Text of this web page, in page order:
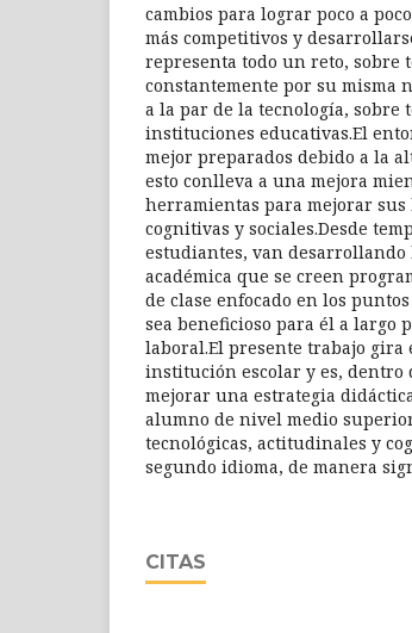
cambios para lograr poco a
más competitivos y
representa todo un reto, sobre
constantemente por su misma
a la par de la tecnología, sobre
instituciones educativas.El
mejor preparados debido a la
esto conlleva a una mejora
herramientas para mejorar sus
cognitivas y sociales.Desde
estudiantes, van
académica que se creen
de clase enfocado en los
sea beneficioso para él a largo
laboral.El presente trabajo
institución escolar y es, dentro
mejorar una estrategia
alumno de nivel medio
tecnológicas, actitudinales y
segundo idioma, de manera
CITAS